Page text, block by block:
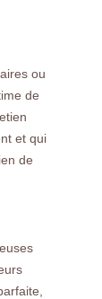
ou
de
et qui
de